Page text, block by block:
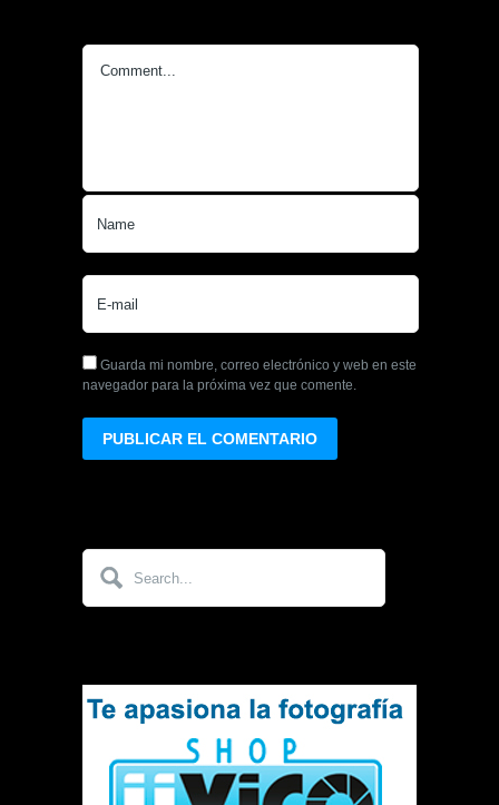
Guarda mi nombre, correo electrónico y web en este
navegador para la próxima vez que comente.